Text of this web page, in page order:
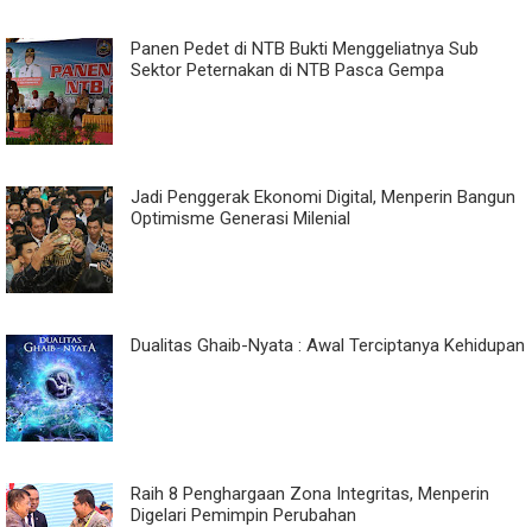
Panen Pedet di NTB Bukti Menggeliatnya Sub
Sektor Peternakan di NTB Pasca Gempa
Jadi Penggerak Ekonomi Digital, Menperin Bangun
Optimisme Generasi Milenial
Dualitas Ghaib-Nyata : Awal Terciptanya Kehidupan
Raih 8 Penghargaan Zona Integritas, Menperin
Digelari Pemimpin Perubahan